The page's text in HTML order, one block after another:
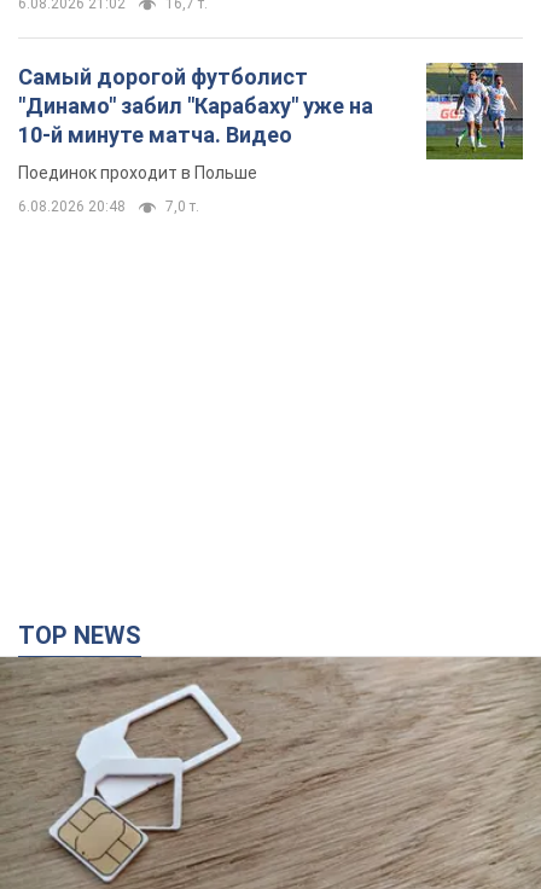
6.08.2026 21:02 16,7 т.
Самый дорогой футболист
"Динамо" забил "Карабаху" уже на
10-й минуте матча. Видео
Поединок проходит в Польше
6.08.2026 20:48 7,0 т.
TOP NEWS